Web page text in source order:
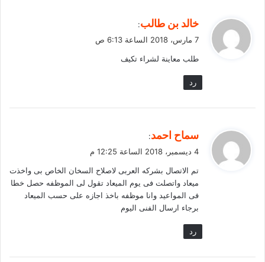
ي
ل
خالد بن طالب:
7 مارس، 2018 الساعة 6:13 ص
طلب معاينة لشراء تكيف
رد
ي
ل
سماح احمد:
4 ديسمبر، 2018 الساعة 12:25 م
تم الاتصال بشركه العربى لاصلاح السخان الخاص بى واخذت
ميعاد واتصلت فى يوم الميعاد تقول لى الموظفه حصل خطا
فى المواعيد وانا موظفه باخذ اجازه على حسب الميعاد
برجاء ارسال الفنى اليوم
رد